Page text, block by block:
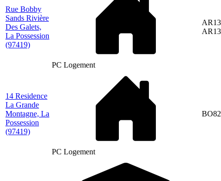
Rue Bobby
Sands Rivière
Des Galets,
La Possession
(97419)
PC Logement
14 Residence
La Grande
Montagne, La
Possession
(97419)
PC Logement
BO82